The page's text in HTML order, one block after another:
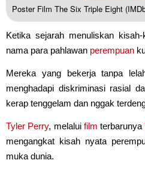
Poster Film The Six Triple Eight
Ketika sejarah menuliskan
nama para pahlawan perempuan
Mereka yang bekerja tanpa
menghadapi diskriminasi rasial
kerap tenggelam dan nggak
Tyler Perry, melaluifilm terbarunya
mengangkat kisah nyata
muka dunia.